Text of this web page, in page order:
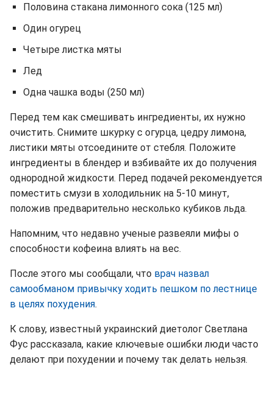
Половина стакана лимонного сока (125 мл)
Один огурец
Четыре листка мяты
Лед
Одна чашка воды (250 мл)
Перед тем как смешивать ингредиенты, их нужно
очистить. Снимите шкурку с огурца, цедру лимона,
листики мяты отсоедините от стебля. Положите
ингредиенты в блендер и взбивайте их до получения
однородной жидкости. Перед подачей рекомендуется
поместить смузи в холодильник на 5-10 минут,
положив предварительно несколько кубиков льда.
Напомним, что недавно ученые развеяли мифы о
способности кофеина влиять на вес.
После этого мы сообщали, что врач назвал
самообманом привычку ходить пешком по лестнице
в целях похудения.
К слову, известный украинский диетолог Светлана
Фус рассказала, какие ключевые ошибки люди часто
делают при похудении и почему так делать нельзя.